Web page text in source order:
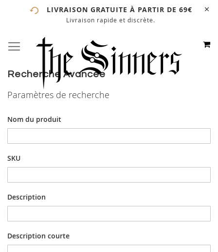
LIVRAISON GRATUITE À PARTIR DE 69€
Livraison rapide et discrète.
ALLEZ
# ENTREZ AU MOINS 3 CARACTÈRES POUR LANCER LA
# APPUYEZ SUR LA TOUCHE "ENTRER" POUR LANCER
LA RECHERCHE
Recherche Avancée
Paramètres de recherche
Nom du produit
SKU
Description
Description courte